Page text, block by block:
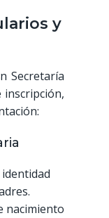
y
Secretaría
nacimiento